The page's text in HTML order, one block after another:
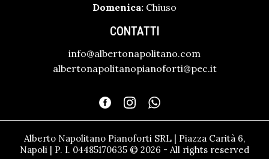
Domenica: Chiuso
CONTATTI
info@albertonapolitano.com
albertonapolitanopianoforti@pec.it
Alberto Napolitano Pianoforti SRL | Piazza Carità 6,
Napoli | P. I. 04485170635 © 2026 - All rights reserved